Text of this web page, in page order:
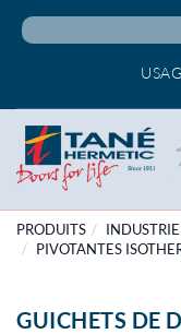
PRODUITS
PIVOTANTES
GUICHETS DE